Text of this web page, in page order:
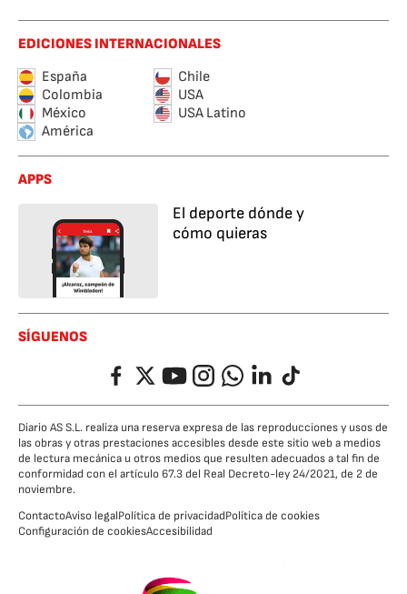
EDICIONES INTERNACIONALES
España
Chile
Colombia
USA
México
USA Latino
América
APPS
El deporte dónde y
cómo quieras
SÍGUENOS
FacebookTwitterYouTubeInstagramWhatsappLinkedIn
TikTok
Diario AS S.L. realiza una reserva expresa de las reproducciones y usos de
las obras y otras prestaciones accesibles desde este sitio web a medios
de lectura mecánica u otros medios que resulten adecuados a tal fin de
conformidad con el artículo 67.3 del Real Decreto-ley 24/2021, de 2 de
noviembre.
ContactoAviso legalPolítica de privacidadPolítica de cookies
Configuración de cookiesAccesibilidad